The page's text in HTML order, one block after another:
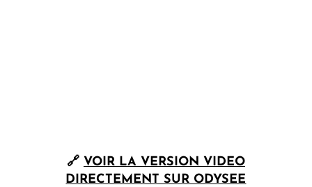
🔗 VOIR LA VERSION VIDEO
DIRECTEMENT SUR ODYSEE